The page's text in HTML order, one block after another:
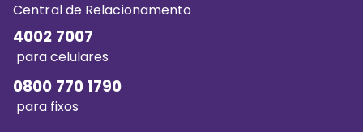
Central de Relacionamento
4002 7007
para celulares
0800 770 1790
para fixos